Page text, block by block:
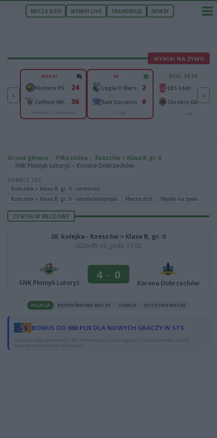
MECZE DZIŚ WYNIKI LIVE TRANSMISJE NEWSY
WYNIKI NA ŻYWO
‹
2
4
BIEG XI
24
36
Metalkas 2. Ekstraliga
50'
2
Świt Szczecin 0
II liga
Dziś, 14:30
ŁKS Łódź
Chrobry Głogów
I liga
›
Strona główna Piłka nożna
Rzeszów > Klasa B, gr. II
SNK Płomyk Lutoryż – Korona Dobrzechów
ZOBACZ TEŻ
Rzeszów > Klasa B, gr. II - terminarz
Rzeszów > Klasa B, gr. II - tabela/statystyki
Mecze dziś Wyniki na żywo
CENTRUM MECZOWE
20. kolejka - Rzeszów > Klasa B, gr. II
2026-05-16, godz. 17:00
SNK Płomyk Lutoryż
4 - 0
Korona Dobrzechów
RELACJA BEZPOŚREDNIE MECZE TABELA OSTATNIE MECZE
BONUS DO 660 PLN DLA NOWYCH GRACZY W STS
Tylko dla osób pełnoletnich 18+. Reklamujemy tylko legalnych bukmacherów. Hazard
stwarza ryzyko straty finansowej.